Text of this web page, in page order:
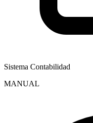
Sistema Contabilidad
MANUAL